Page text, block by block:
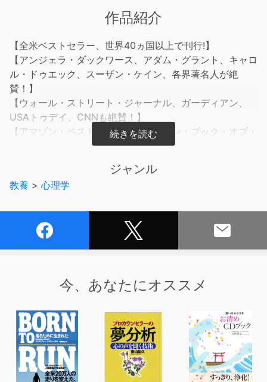
作品紹介
【全米ベストセラー、世界40ヵ国以上で刊行!】
【アンジェラ・ダックワース、アダム・グラント、キャロ
ル・ドゥエック、スーザン・ケイン、各界著名人が絶
賛！】
【ウォール・ストリート・ジャーナル、ガーディアン、
USAトゥデイ、CNNも絶賛！】
【アマゾン・ベスト・ノンフィクション・ブック・オブ・
るシーンで「最高の力」を発揮する方法とは？
★集中力、判断力、創造力が高まる！
このような声は、過去から学び、未来への計画を立て、
類ならではの能力だ。
しかし、ときとして、この「頭の中のひとりごと（チャ
ッター）」は、暴走し、私たちの思考を乗っ取ってしま
う。その結果、私たちは「考えすぎ」に陥り、ストレスに
飲み込まれ、集中力を失い、正しい判断ができなくなる。
ジャンル
教養 > 心理学
今、あなたにオススメ